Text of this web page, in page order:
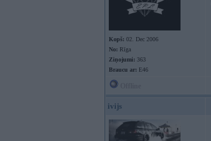
Kopš: 02. Dec 2006
No: Rīga
Ziņojumi: 363
Braucu ar: E46
ivijs